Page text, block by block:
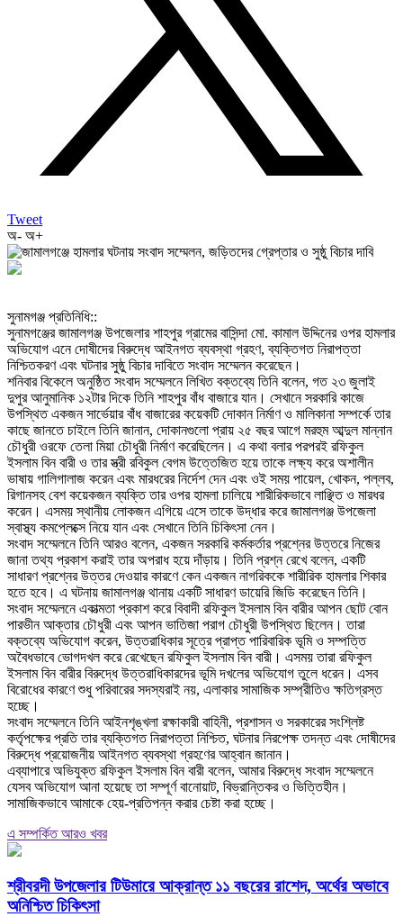
Tweet
অ- অ+
‎সুনামগঞ্জ প্রতিনিধি::
‎সুনামগঞ্জের জামালগঞ্জ উপজেলার শাহপুর গ্রামের বাসিন্দা মো. কামাল উদ্দিনের ওপর হামলার
অভিযোগ এনে দোষীদের বিরুদ্ধে আইনগত ব্যবস্থা গ্রহণ, ব্যক্তিগত নিরাপত্তা
নিশ্চিতকরণ এবং ঘটনার সুষ্ঠু বিচার দাবিতে সংবাদ সম্মেলন করেছেন।
‎শনিবার বিকেলে অনুষ্ঠিত সংবাদ সম্মেলনে লিখিত বক্তব্যে তিনি বলেন, গত ২৩ জুলাই
দুপুর আনুমানিক ১২টার দিকে তিনি শাহপুর বাঁধ বাজারে যান। সেখানে সরকারি কাজে
উপস্থিত একজন সার্ভেয়ার বাঁধ বাজারের কয়েকটি দোকান নির্মাণ ও মালিকানা সম্পর্কে তার
কাছে জানতে চাইলে তিনি জানান, দোকানগুলো প্রায় ২৫ বছর আগে মরহুম আব্দুল মান্নান
চৌধুরী ওরফে তেলা মিয়া চৌধুরী নির্মাণ করেছিলেন। এ কথা বলার পরপরই রফিকুল
ইসলাম বিন বারী ও তার স্ত্রী রবিকুল বেগম উত্তেজিত হয়ে তাকে লক্ষ্য করে অশালীন
ভাষায় গালিগালাজ করেন এবং মারধরের নির্দেশ দেন এবং ওই সময় পায়েল, খোকন, পল্লব,
রিগানসহ বেশ কয়েকজন ব্যক্তি তার ওপর হামলা চালিয়ে শারীরিকভাবে লাঞ্ছিত ও মারধর
করেন। এসময় স্থানীয় লোকজন এগিয়ে এসে তাকে উদ্ধার করে জামালগঞ্জ উপজেলা
স্বাস্থ্য কমপ্লেক্সে নিয়ে যান এবং সেখানে তিনি চিকিৎসা নেন।
‎সংবাদ সম্মেলনে তিনি আরও বলেন, একজন সরকারি কর্মকর্তার প্রশ্নের উত্তরে নিজের
জানা তথ্য প্রকাশ করাই তার অপরাধ হয়ে দাঁড়ায়। তিনি প্রশ্ন রেখে বলেন, একটি
সাধারণ প্রশ্নের উত্তর দেওয়ার কারণে কেন একজন নাগরিককে শারীরিক হামলার শিকার
হতে হবে। এ ঘটনায় জামালগঞ্জ থানায় একটি সাধারণ ডায়েরি জিডি করেছেন তিনি।
‎সংবাদ সম্মেলনে একাত্মতা প্রকাশ করে বিবাদী রফিকুল ইসলাম বিন বারীর আপন ছোট বোন
পারভীন আক্তার চৌধুরী এবং আপন ভাতিজা পরাগ চৌধুরী উপস্থিত ছিলেন। তারা
বক্তব্যে অভিযোগ করেন, উত্তরাধিকার সূত্রে প্রাপ্ত পারিবারিক ভূমি ও সম্পত্তি
অবৈধভাবে ভোগদখল করে রেখেছেন রফিকুল ইসলাম বিন বারী। এসময় তারা রফিকুল
ইসলাম বিন বারীর বিরুদ্ধে উত্তরাধিকারদের ভূমি দখলের অভিযোগ তুলে ধরেন। এসব
বিরোধের কারণে শুধু পরিবারের সদস্যরাই নয়, এলাকার সামাজিক সম্প্রীতিও ক্ষতিগ্রস্ত
হচ্ছে।
‎সংবাদ সম্মেলনে তিনি আইনশৃঙ্খলা রক্ষাকারী বাহিনী, প্রশাসন ও সরকারের সংশ্লিষ্ট
কর্তৃপক্ষের প্রতি তার ব্যক্তিগত নিরাপত্তা নিশ্চিত, ঘটনার নিরপেক্ষ তদন্ত এবং দোষীদের
বিরুদ্ধে প্রয়োজনীয় আইনগত ব্যবস্থা গ্রহণের আহ্বান জানান।
‎এব্যাপারে অভিযুক্ত রফিকুল ইসলাম বিন বারী বলেন, আমার বিরুদ্ধে সংবাদ সম্মেলনে
যেসব অভিযোগ আনা হয়েছে তা সম্পূর্ণ বানোয়াট, বিভ্রান্তিকর ও ভিত্তিহীন।
সামাজিকভাবে আমাকে হেয়-প্রতিপন্ন করার চেষ্টা করা হচ্ছে।
এ সম্পর্কিত আরও খবর
শ্রীবরদী উপজেলার টিউমারে আক্রান্ত ১১ বছরের রাশেদ, অর্থের অভাবে
অনিশ্চিত চিকিৎসা